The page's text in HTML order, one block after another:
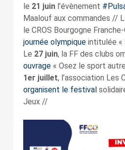
le 21 juinl’évènement
Maalouf aux commandes //
le CROS Bourgogne
journée olympiqueintitulée «
Le 27 juin, la FF des clubs
ouvrage« Osez le sport
1er juillet, l’association Les
organisent le festival
Jeux //